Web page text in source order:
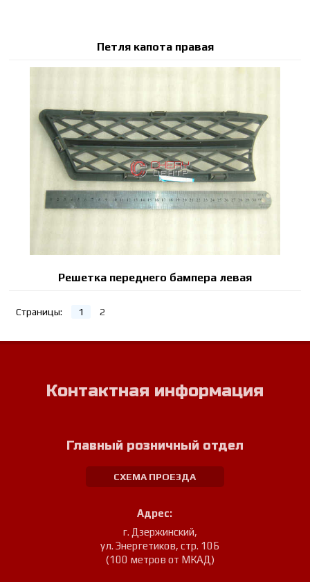
Петля капота правая
Решетка переднего бампера левая
Страницы: 1 2
Контактная информация
Главный розничный отдел
СХЕМА ПРОЕЗДА
Адрес:
г. Дзержинский,
ул. Энергетиков, стр. 10Б
(100 метров от МКАД)